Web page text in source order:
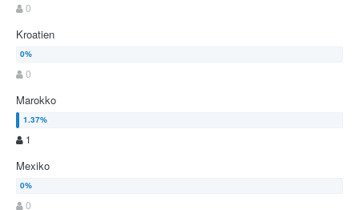
0
Kroatien
0
Marokko
1
Mexiko
0